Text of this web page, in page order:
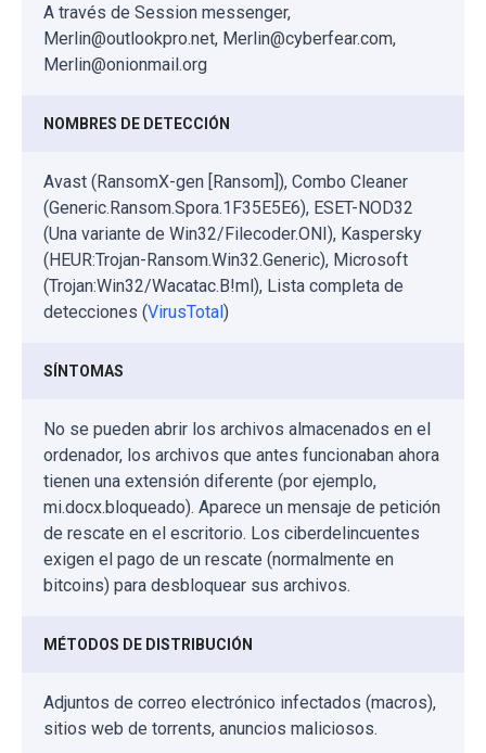
A través de Session messenger,
Merlin@outlookpro.net, Merlin@cyberfear.com,
Merlin@onionmail.org
NOMBRES DE DETECCIÓN
Avast (RansomX-gen [Ransom]), Combo Cleaner
(Generic.Ransom.Spora.1F35E5E6), ESET-NOD32
(Una variante de Win32/Filecoder.ONI), Kaspersky
(HEUR:Trojan-Ransom.Win32.Generic), Microsoft
(Trojan:Win32/Wacatac.B!ml), Lista completa de
detecciones (VirusTotal)
SÍNTOMAS
No se pueden abrir los archivos almacenados en el
ordenador, los archivos que antes funcionaban ahora
tienen una extensión diferente (por ejemplo,
mi.docx.bloqueado). Aparece un mensaje de petición
de rescate en el escritorio. Los ciberdelincuentes
exigen el pago de un rescate (normalmente en
bitcoins) para desbloquear sus archivos.
MÉTODOS DE DISTRIBUCIÓN
Adjuntos de correo electrónico infectados (macros),
sitios web de torrents, anuncios maliciosos.